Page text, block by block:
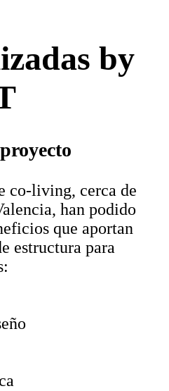
by
co-living, cerca de
han podido
que aportan
estructura para